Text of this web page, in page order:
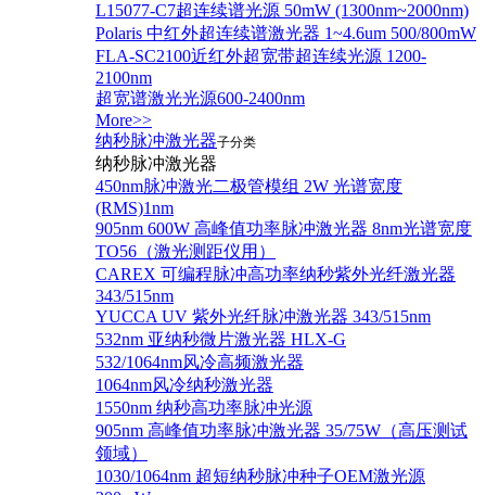
L15077-C7超连续谱光源 50mW (1300nm~2000nm)
Polaris 中红外超连续谱激光器 1~4.6um 500/800mW
FLA-SC2100近红外超宽带超连续光源 1200-
2100nm
超宽谱激光光源600-2400nm
More>>
纳秒脉冲激光器子分类
纳秒脉冲激光器
450nm脉冲激光二极管模组 2W 光谱宽度
(RMS)1nm
905nm 600W 高峰值功率脉冲激光器 8nm光谱宽度
TO56（激光测距仪用）
CAREX 可编程脉冲高功率纳秒紫外光纤激光器
343/515nm
YUCCA UV 紫外光纤脉冲激光器 343/515nm
532nm 亚纳秒微片激光器 HLX-G
532/1064nm风冷高频激光器
1064nm风冷纳秒激光器
1550nm 纳秒高功率脉冲光源
905nm 高峰值功率脉冲激光器 35/75W（高压测试
领域）
1030/1064nm 超短纳秒脉冲种子OEM激光源